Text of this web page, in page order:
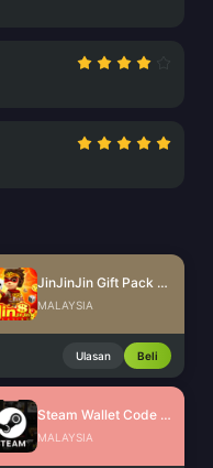
JinJinJin Gift Pack Redeem Code
MALAYSIA
Ulasan Beli
Steam Wallet Code (MYR)
MALAYSIA